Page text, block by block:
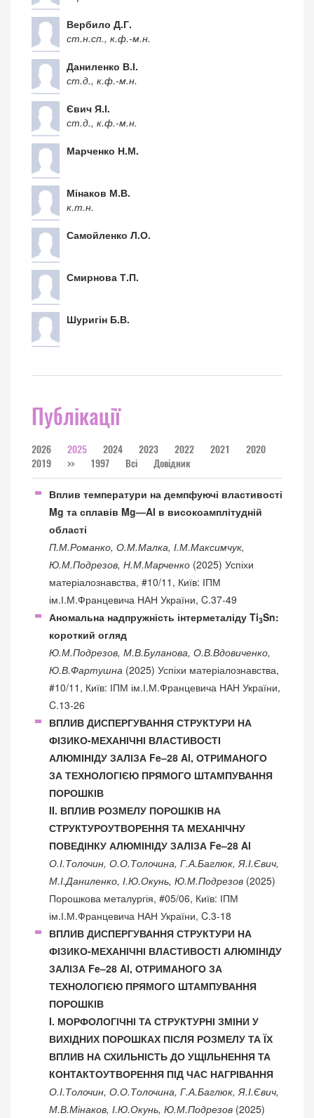
Вербило Д.Г.
ст.н.сп., к.ф.-м.н.
Даниленко В.І.
ст.д., к.ф.-м.н.
Євич Я.І.
ст.д., к.ф.-м.н.
Марченко Н.М.
Мінаков М.В.
к.т.н.
Самойленко Л.О.
Смирнова Т.П.
Шуригін Б.В.
Публікації
2026 2025 2024 2023 2022 2021
2020
2019
>> 1997 Всі Довідник
Вплив температури на демпфуючі властивості
Mg та сплавів Mg—Al в високоамплітудній
області
П.М.Романко, О.М.Малка, І.М.Максимчук,
Ю.М.Подрезов, Н.М.Марченко (2025) Успіхи
матеріалознавства, #10/11, Київ: ІПМ
ім.І.М.Францевича НАН України, C.37-49
Аномальна надпружність інтерметаліду Ti3Sn:
короткий огляд
Ю.М.Подрезов, М.В.Буланова, О.В.Вдовиченко,
Ю.В.Фартушна (2025) Успіхи матеріалознавства,
#10/11, Київ: ІПМ ім.І.М.Францевича НАН України,
C.13-26
ВПЛИВ ДИСПЕРГУВАННЯ СТРУКТУРИ НА
ФІЗИКО-МЕХАНІЧНІ ВЛАСТИВОСТІ
АЛЮМІНІДУ ЗАЛІЗА Fe–28 Al, ОТРИМАНОГО
ЗА ТЕХНОЛОГІЄЮ ПРЯМОГО ШТАМПУВАННЯ
ПОРОШКІВ
II. ВПЛИВ РОЗМЕЛУ ПОРОШКІВ НА
СТРУКТУРОУТВОРЕННЯ ТА МЕХАНІЧНУ
ПОВЕДІНКУ АЛЮМІНІДУ ЗАЛІЗА Fe–28 Al
О.І.Толочин, О.О.Толочина, Г.А.Баглюк, Я.І.Євич,
М.І.Даниленко, І.Ю.Окунь, Ю.М.Подрезов (2025)
Порошкова металургія, #05/06, Київ: ІПМ
ім.І.М.Францевича НАН України, C.3-18
ВПЛИВ ДИСПЕРГУВАННЯ СТРУКТУРИ НА
ФІЗИКО-МЕХАНІЧНІ ВЛАСТИВОСТІ АЛЮМІНІДУ
ЗАЛІЗА Fe–28 Al, ОТРИМАНОГО ЗА
ТЕХНОЛОГІЄЮ ПРЯМОГО ШТАМПУВАННЯ
ПОРОШКІВ
I. МОРФОЛОГІЧНІ ТА СТРУКТУРНІ ЗМІНИ У
ВИХІДНИХ ПОРОШКАХ ПІСЛЯ РОЗМЕЛУ ТА ЇХ
ВПЛИВ НА СХИЛЬНІСТЬ ДО УЩІЛЬНЕННЯ ТА
КОНТАКТОУТВОРЕННЯ ПІД ЧАС НАГРІВАННЯ
О.І.Толочин, О.О.Толочина, Г.А.Баглюк, Я.І.Євич,
М.В.Мінаков, І.Ю.Окунь, Ю.М.Подрезов (2025)